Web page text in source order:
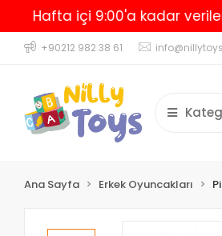
içi 9:00'a kadar verilen
+90212 982 38 61
Ana Sayfa Erkek Oyuncakları